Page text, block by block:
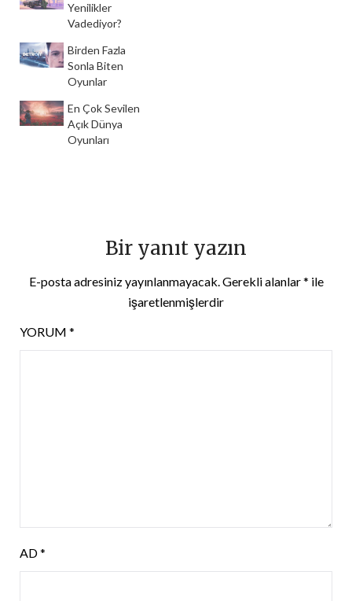
Yenilikler
Vadediyor?
Birden Fazla
Sonla Biten
Oyunlar
En Çok Sevilen
Açık Dünya
Oyunları
Bir yanıt yazın
E-posta adresiniz yayınlanmayacak.Gerekli alanlar* ile
işaretlenmişlerdir
YORUM *
AD*